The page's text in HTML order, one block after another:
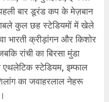
बार डूरंड कप के मेज़बान
कुल छह स्टेडियमों में खेले
भारती क्रीड़ांगन और किशोर
रांची का बिरसा मुंडा
एथलेटिक स्टेडियम, इम्फाल
का जवाहरलाल नेहरू